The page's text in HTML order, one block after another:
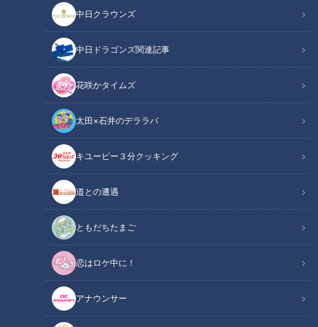
中日クラウンズ
中日ドラゴンズ関連記事
花咲かタイムズ
太田×石井のデララバ
キユーピー３分クッキング
道との遭遇
ともだちたまご
恋はロケ中に！
アナウンサー
CBCテレビ『チャント！』マヂ学校に向かいます
この記事の画像（全8枚）